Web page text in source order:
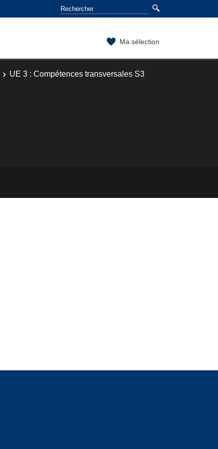
Ma sélection
UE 3 : Compétences transversales S3